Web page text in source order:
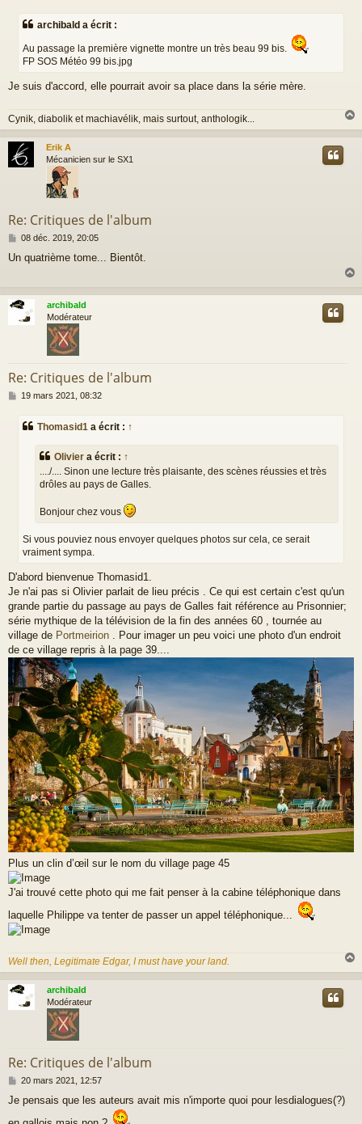
s
archibald a écrit :
Au passage la première vignette montre un très beau 99 bis.
FP SOS Météo 99 bis.jpg
Je suis d'accord, elle pourrait avoir sa place dans la série mère.
Cynik, diabolik et machiavélik, mais surtout, anthologik...
a
Erik A
Mécanicien sur le SX1
Re: Critiques de l'album
M
s
g
e
08 déc. 2019, 20:05
Un quatrième tome... Bientôt.
u
archibald
Modérateur
Re: Critiques de l'album
M
s
19 mars 2021, 08:32
Thomasid1 a écrit : ↑
Olivier a écrit : ↑
..../.... Sinon une lecture très plaisante, des scènes réussies et très
drôles au pays de Galles.
Bonjour chez vous
Si vous pouviez nous envoyer quelques photos sur cela, ce serait
vraiment sympa.
D'abord bienvenue Thomasid1.
Je n'ai pas si Olivier parlait de lieu précis . Ce qui est certain c'est qu'un
grande partie du passage au pays de Galles fait référence au Prisonnier;
série mythique de la télévision de la fin des années 60 , tournée au
village de Portmeirion . Pour imager un peu voici une photo d'un endroit
de ce village repris à la page 39....
Plus un clin d’œil sur le nom du village page 45
J'ai trouvé cette photo qui me fait penser à la cabine téléphonique dans
laquelle Philippe va tenter de passer un appel téléphonique...
Well then, Legitimate Edgar, I must have your land.
a
archibald
Modérateur
Re: Critiques de l'album
M
s
20 mars 2021, 12:57
Je pensais que les auteurs avait mis n'importe quoi pour lesdialogues(?)